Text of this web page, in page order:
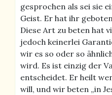
gesprochen als sei sie
Geist. Er hat ihr
Diese Art zu beten hat
jedoch keinerlei
wir es so oder so
wird. Es ist einzig der
entscheidet. Er heilt
will, und wir beten „in